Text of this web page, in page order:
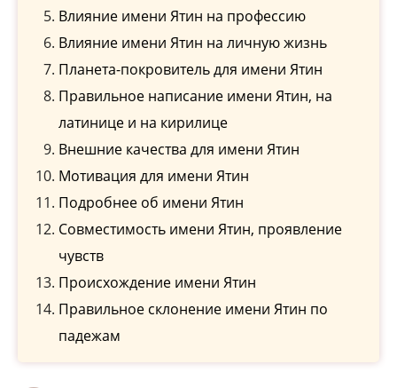
Влияние имени Ятин на профессию
Влияние имени Ятин на личную жизнь
Планета-покровитель для имени Ятин
Правильное написание имени Ятин, на
латинице и на кирилице
Внешние качества для имени Ятин
Мотивация для имени Ятин
Подробнее об имени Ятин
Совместимость имени Ятин, проявление
чувств
Происхождение имени Ятин
Правильное склонение имени Ятин по
падежам